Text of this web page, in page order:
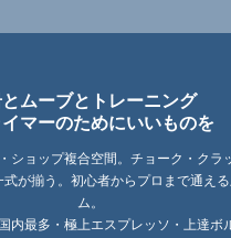
ムーブとトレーニング
マーのためにいいものを
ショップ複合空間。チョーク・クラ
式が揃う。初心者からプロまで通え
ム。
内最多・極上エスプレッソ・上達ボ